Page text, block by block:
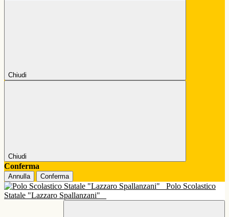
Chiudi
Chiudi
Conferma
Annulla Conferma
Polo Scolastico
Statale "Lazzaro Spallanzani"